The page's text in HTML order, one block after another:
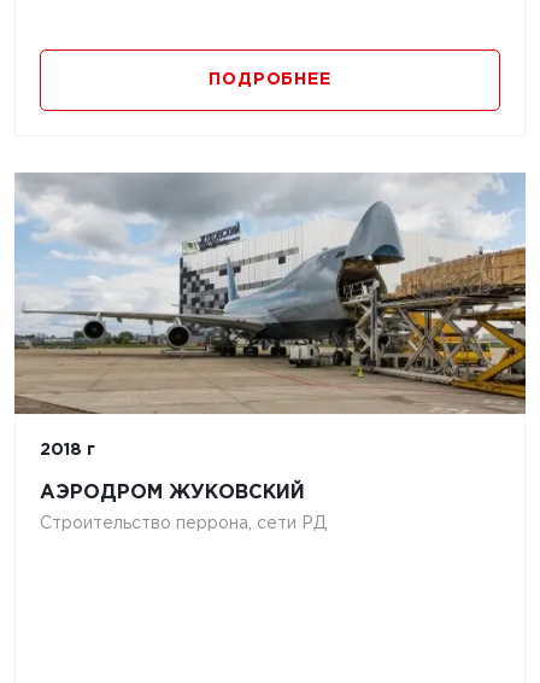
ПОДРОБНЕЕ
2018 г
АЭРОДРОМ ЖУКОВСКИЙ
Строительство перрона, сети РД